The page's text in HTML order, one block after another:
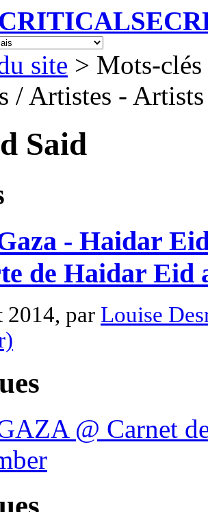
site > Mots-
/ Artistes -
Said
- Haidar
de Haidar Eid
2014, par Louise
@ Carnet